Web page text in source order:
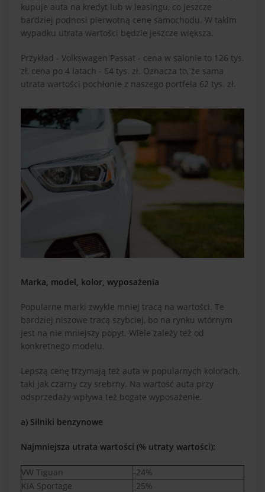
kupuje auta na kredyt lub w leasingu, co jeszcze
bardziej podnosi pierwotną cenę samochodu. W takim
wypadku utrata wartości będzie jeszcze większa.
Przykład - Volkswagen Passat - cena w salonie to 126 tys.
zł, cena po 4 latach - 64 tys. zł. Oznacza to, że sama
utrata wartości pochłonie z naszego portfela 62 tys. zł.
Marka, model, kolor, wyposażenia
Popularne marki zwykle mniej tracą na wartości. Te
bardziej niszowe tracą szybciej, bo na rynku wtórnym
jest na nie mniejszy popyt. Wiele zależy też od
konkretnego modelu.
Lepszą cenę trzymają też auta w popularnych kolorach,
taki jak czarny czy srebrny. Na wartość auta przy
odsprzedaży wpływa też bogate wyposażenie.
a) Silniki benzynowe
Najmniejsza utrata wartości (% utraty wartości):
VW Tiguan
-24%
KIA Sportage
-25%